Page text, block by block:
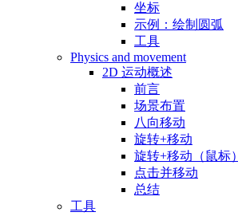
坐标
示例：绘制圆弧
工具
Physics and movement
2D 运动概述
前言
场景布置
八向移动
旋转+移动
旋转+移动（鼠标）
点击并移动
总结
工具